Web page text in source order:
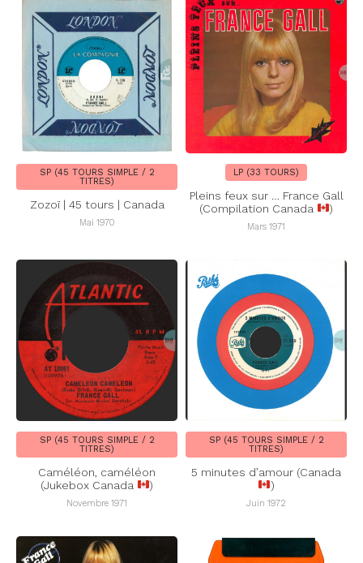
SP (45 TOURS SIMPLE / 2
TITRES)
Zozoï | 45 tours | Canada
Mai 1970
LP (33 TOURS)
Pleins feux sur … France Gall
(Compilation Canada
)
Mars 1971
SP (45 TOURS SIMPLE / 2
TITRES)
Caméléon, caméléon
(Jukebox Canada
)
Novembre 1971
SP (45 TOURS SIMPLE / 2
TITRES)
5 minutes d’amour (Canada
)
Juin 1972